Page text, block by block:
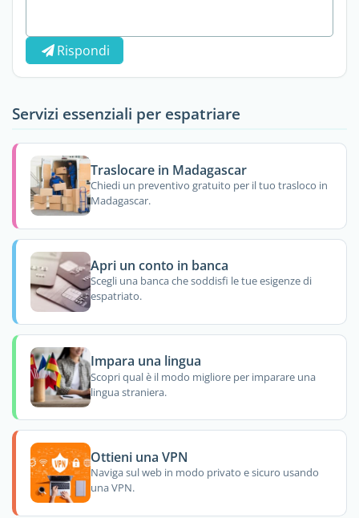
Rispondi
Servizi essenziali per espatriare
Traslocare in Madagascar
Chiedi un preventivo gratuito per il tuo trasloco in
Madagascar.
Apri un conto in banca
Scegli una banca che soddisfi le tue esigenze di
espatriato.
Impara una lingua
Scopri qual è il modo migliore per imparare una
lingua straniera.
Ottieni una VPN
Naviga sul web in modo privato e sicuro usando
una VPN.